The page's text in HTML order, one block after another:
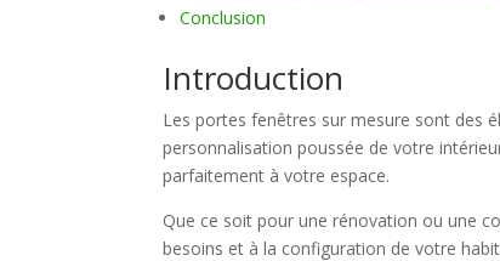
Conclusion
Introduction
Les portes fenêtres sur mesure sont des
personnalisation poussée de votre
parfaitement à votre espace.
Que ce soit pour une rénovation ou une
besoins et à la configuration de votre